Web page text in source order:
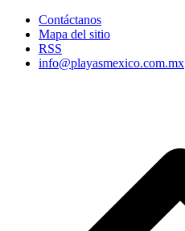
Contáctanos
Mapa del sitio
RSS
info@playasmexico.com.mx